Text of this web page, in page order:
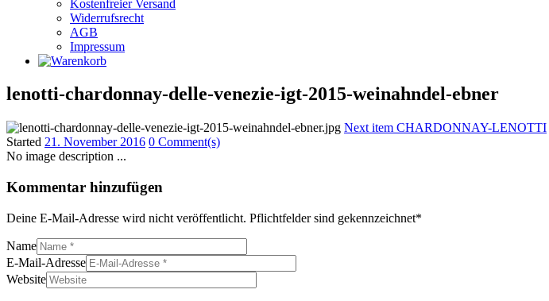
Kostenfreier Versand
Widerrufsrecht
AGB
Impressum
lenotti-chardonnay-delle-venezie-igt-2015-weinahndel-ebner
Next item CHARDONNAY-LENOTTI
Started 21. November 2016 0 Comment(s)
No image description ...
Kommentar hinzufügen
Deine E-Mail-Adresse wird nicht veröffentlicht. Pflichtfelder sind gekennzeichnet*
Name
E-Mail-Adresse
Website